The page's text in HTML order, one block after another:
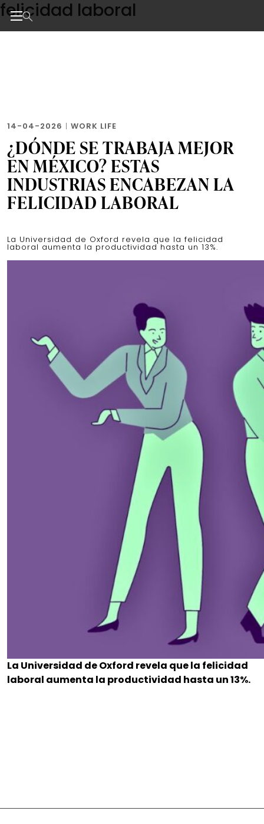
Skip
to
the
felicidad laboral
14-04-2026 | WORK LIFE
¿DÓNDE SE TRABAJA MEJOR
EN MÉXICO? ESTAS
INDUSTRIAS ENCABEZAN LA
FELICIDAD LABORAL
La Universidad de Oxford revela que la felicidad
laboral aumenta la productividad hasta un 13%.
La Universidad de Oxford revela que la felicidad
laboral aumenta la productividad hasta un 13%.